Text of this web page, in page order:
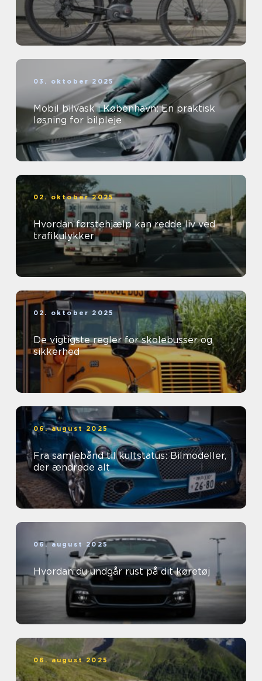
03. oktober 2025
Mobil bilvask i København: En praktisk
løsning for bilpleje
02. oktober 2025
Hvordan førstehjælp kan redde liv ved
trafikulykker
02. oktober 2025
De vigtigste regler for skolebusser og
sikkerhed
06. august 2025
Fra samlebånd til kultstatus: Bilmodeller,
der ændrede alt
06. august 2025
Hvordan du undgår rust på dit køretøj
06. august 2025